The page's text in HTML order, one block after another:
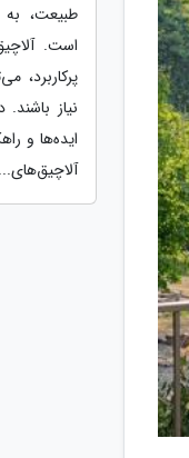
طبیعت،
است.
پرکاربرد،
نیاز
ایده‌ها و
آلاچیق‌های...